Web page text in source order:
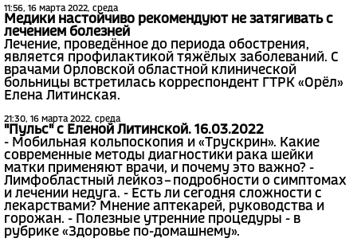
11:56, 16 марта 2022, среда
Медики настойчиво рекомендуют не затягивать с
лечением болезней
Лечение, проведённое до периода обострения,
является профилактикой тяжёлых заболеваний. С
врачами Орловской областной клинической
больницы встретилась корреспондент ГТРК «Орёл»
Елена Литинская.
21:30, 16 марта 2022, среда
"Пульс" с Еленой Литинской. 16.03.2022
- Мобильная кольпоскопия и «Трускрин». Какие
современные методы диагностики рака шейки
матки применяют врачи, и почему это важно? -
Лимфобластный лейкоз – подробности о симптомах
и лечении недуга. - Есть ли сегодня сложности с
лекарствами? Мнение аптекарей, руководства и
горожан. - Полезные утренние процедуры - в
рубрике «Здоровье по-домашнему».